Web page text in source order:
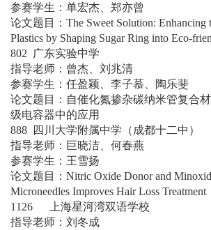
参赛学生：单宏杰、郑亦曾
论文题目：The Sweet Solution: Enhancing
Plastics by Shaping Sugar Ring into Eco-
802 广东实验中学
指导老师：曾杰、刘兆清
参赛学生：任盈颖、李子慕、陶乐斐
论文题目：自催化氮掺杂碳纳米管复合
级电容器中的应用
888 四川大学附属中学（成都十二中）
指导老师：巨晓洁、何春燕
参赛学生：王雪扬
论文题目：Nitric Oxide Donor and
Microneedles Improves Hair Loss Treatment
1126 上海星河湾双语学校
指导老师：刘冬成